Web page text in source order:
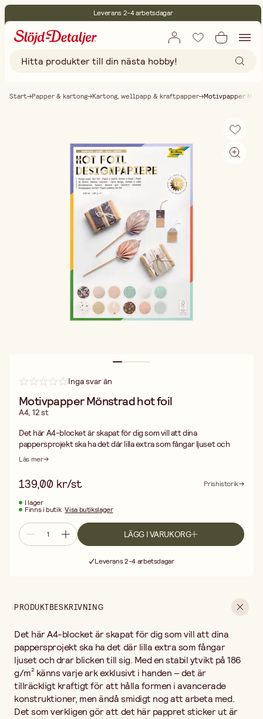
Leverans 2-4 arbetsdagar
Fri frakt vid köp över 499:-
Start Papper & kartong Kartong, wellpapp & kraftpapper Motivpapper
Inga svar än
Motivpapper Mönstrad hot foil
A4, 12 st
Det här A4-blocket är skapat för dig som vill att dina
pappersprojekt ska ha det där lilla extra som fångar ljuset och
drar blicken till sig. Med en stabil ytvikt på 186 g/m² känns varje
formen i avancerade konstruktioner, men ändå smidigt nog att
arbeta med.
Det som verkligen gör att det här pappret sticker ut är detaljerna
i hot foil. De moderna mönstren lyfts fram av ett metalliskt
skimmer som ger en vacker kontrast mot den matta
pappersytan. När du vänder på pappret ser du hur de folierade
linjerna gnistrar, vilket ger en sofistikerad känsla som är svår att
Det här är det perfekta materialet när du vill skapa något som
där de folierade mönstren får fungera som dekoration i sig själva.
ut intrikata former, som stjärnor eller fjärilar, som sedan kan
monteras med distanskuddar på ett annat papper för att skapa
en effektfull skugga bakom det glimrande motivet.
Du kan också låta pappret spela huvudrollen i din scrapbooking
genom att använda ett helt ark som bakgrund till dina mest
dyrbara fotografier. Om du gillar att göra egna inbjudningskort är
dessa ark en fantastisk bas; skär till dem i mindre format och låt
de moderna mönstren rama in din handskrivna text. Oavsett om
Läs mer
139,00 kr/st
Prishistorik
I lager
Finns i butik Visa butikslager
LÄGG I VARUKORG
Leverans 2-4 arbetsdagar
PRODUKTBESKRIVNING
Det här A4-blocket är skapat för dig som vill att dina
pappersprojekt ska ha det där lilla extra som fångar
ljuset och drar blicken till sig. Med en stabil ytvikt på 186
g/m² känns varje ark exklusivt i handen – det är
tillräckligt kraftigt för att hålla formen i avancerade
konstruktioner, men ändå smidigt nog att arbeta med.
Det som verkligen gör att det här pappret sticker ut är